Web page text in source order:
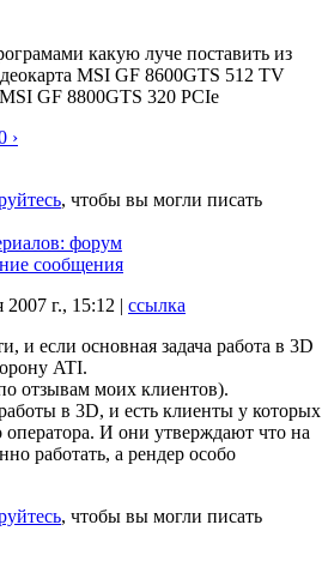
какую луче поставить из
MSI GF 8600GTS 512 TV
GF 8800GTS 320 PCIe
›
, чтобы вы могли писать
форум
сообщения
2007 г., 15:12 | ссылка
и если основная задача работа в 3D
ATI.
отзывам моих клиентов).
в 3D, и есть клиенты у которых
И они утверждают что на
работать, а рендер особо
, чтобы вы могли писать